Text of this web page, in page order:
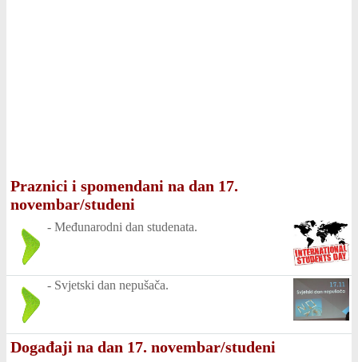
Praznici i spomendani na dan 17.
novembar/studeni
- Međunarodni dan studenata.
- Svjetski dan nepušača.
Događaji na dan 17. novembar/studeni